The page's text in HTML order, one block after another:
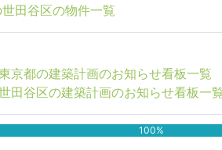
田谷区の物件一覧
京都の建築計画のお知らせ看板一覧
田谷区の建築計画のお知らせ看板一
100%